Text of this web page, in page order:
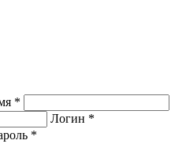
*
Логин *
*